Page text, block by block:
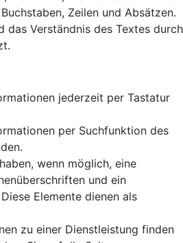
Zeilen und Absätzen.
das Verständnis des Textes durch
jederzeit per Tastatur
per Suchfunktion des
wenn möglich, eine
und ein
Elemente dienen als
zu einer Dienstleistung finden